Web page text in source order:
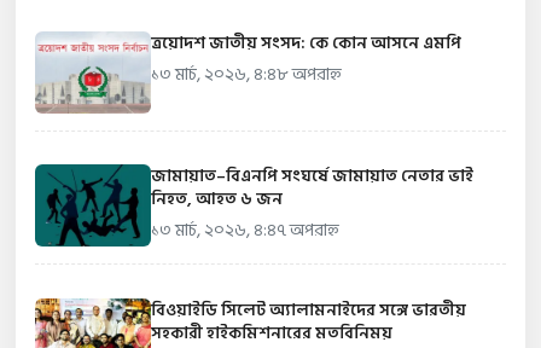
ত্রয়োদশ জাতীয় সংসদ: কে কোন আসনে এমপি
১৩ মার্চ, ২০২৬, ৪:৪৮ অপরাহ্ন
জামায়াত–বিএনপি সংঘর্ষে জামায়াত নেতার ভাই
নিহত, আহত ৬ জন
১৩ মার্চ, ২০২৬, ৪:৪৭ অপরাহ্ন
বিওয়াইডি সিলেট অ্যালামনাইদের সঙ্গে ভারতীয়
সহকারী হাইকমিশনারের মতবিনিময়